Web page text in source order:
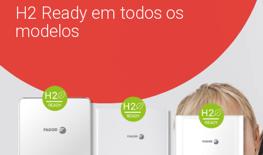
H2 Ready em todos os
modelos